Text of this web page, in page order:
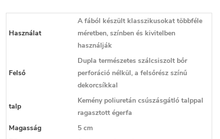
Használat
A fából készült klasszikusokat többféle
méretben, színben és kivitelben
használják
Felső
Dupla természetes szálcsiszolt bőr
perforáció nélkül, a felsőrész színű
dekorcsíkkal
talp
Kemény poliuretán csúszásgátló talppal
ragasztott égerfa
Magasság
5 cm